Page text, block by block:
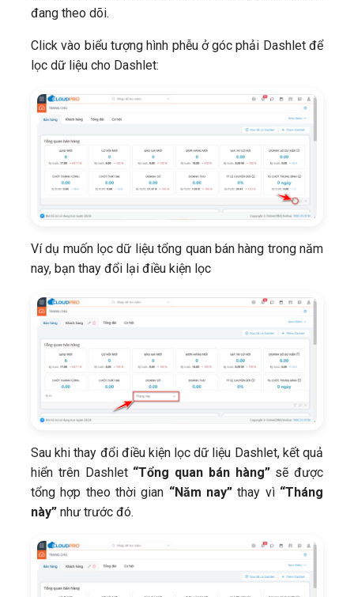
đang theo dõi.
Click vào biểu tượng hình phễu ở góc phải Dashlet để
lọc dữ liệu cho Dashlet:
Ví dụ muốn lọc dữ liệu tổng quan bán hàng trong năm
nay, bạn thay đổi lại điều kiện lọc
Sau khi thay đổi điều kiện lọc dữ liệu Dashlet, kết quả
hiển trên Dashlet “Tổng quan bán hàng”sẽ được
tổng hợp theo thời gian “Năm nay” thay vì “Tháng
này” như trước đó.